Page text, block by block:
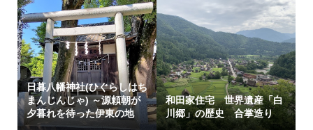
日暮八幡神社(ひぐらしはち
まんじんじゃ) ～源頼朝が
夕暮れを待った伊東の地
和田家住宅 世界遺産「白
川郷」の歴史 合掌造り